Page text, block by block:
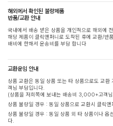
해외에서 확인된 불량제품
반품/교환 안내
국내에서 배송 받은 상품을 개인적으로 해외에
해당 제품이 클릭앤퍼니로 도착된 후에 교환/반
배비에 한해서 운송비를 부담 합니다
교환운임 안내
상품 교환은 동일 상품 또는 타 상품으로도 교
객님 부담입니다.
(상품을 저희쪽에 보내는 배송비 3,000+고객
상품 불량일 경우 : 동일 상품으로 교환시 클릭
상품 불량일 경우 : 동일 상품 외 타 상품이나
다.